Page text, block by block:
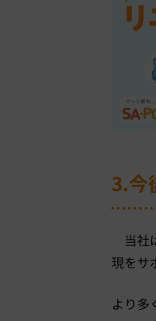
3.今
当社
現をサ
より多